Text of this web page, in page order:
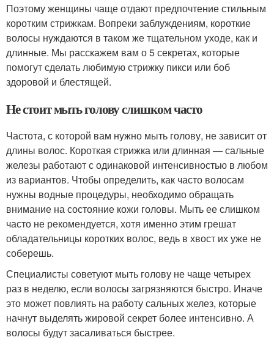
Поэтому женщины чаще отдают предпочтение стильным
коротким стрижкам. Вопреки заблуждениям, короткие
волосы нуждаются в таком же тщательном уходе, как и
длинные. Мы расскажем вам о 5 секретах, которые
помогут сделать любимую стрижку пикси или боб
здоровой и блестящей.
Не стоит мыть голову слишком часто
Частота, с которой вам нужно мыть голову, не зависит от
длины волос. Короткая стрижка или длинная — сальные
железы работают с одинаковой интенсивностью в любом
из вариантов. Чтобы определить, как часто волосам
нужны водные процедуры, необходимо обращать
внимание на состояние кожи головы. Мыть ее слишком
часто не рекомендуется, хотя именно этим грешат
обладательницы коротких волос, ведь в хвост их уже не
соберешь.
Специалисты советуют мыть голову не чаще четырех
раз в неделю, если волосы загрязняются быстро. Иначе
это может повлиять на работу сальных желез, которые
начнут выделять жировой секрет более интенсивно. А
волосы будут засаливаться быстрее.